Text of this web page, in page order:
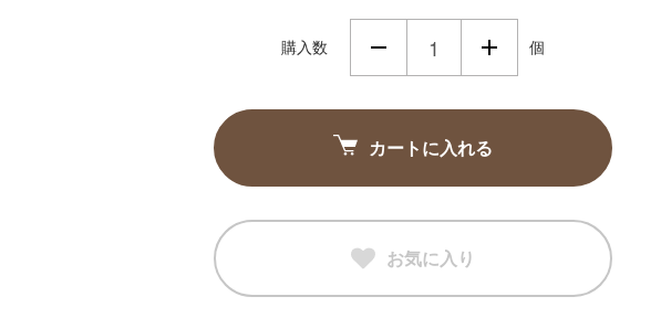
購入数 個
カートに入れる
お気に入り